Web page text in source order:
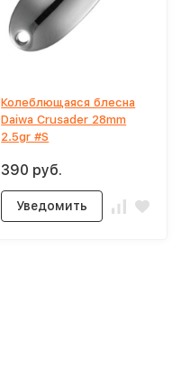
Колеблющаяся блесна
Daiwa Crusader 28mm
2.5gr #S
390 руб.
Уведомить